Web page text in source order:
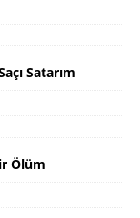
Satarım
Ölüm